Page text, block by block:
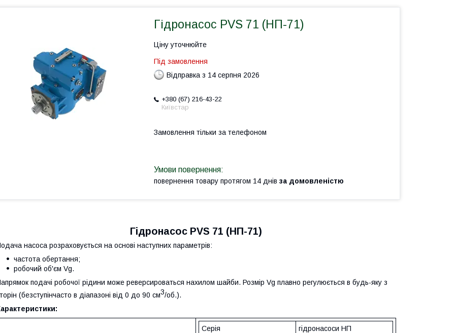
Гідронасос PVS 71 (НП-71)
Ціну уточнюйте
Під замовлення
Відправка з 14 серпня 2026
+380 (67) 216-43-22
Київстар
Замовлення тільки за телефоном
повернення товару протягом 14 днів за домовленістю
Гідронасос PVS 71 (НП-71)
насоса розраховується на основі наступних параметрів:
частота обертання;
робочий об'єм Vg.
подачі робочої рідини може реверсироваться нахилом шайби. Розмір Vg плавно регулюється в будь-яку з
(безступінчасто в діапазоні від 0 до 90 см3/об.).
Серія гідронасоси НП